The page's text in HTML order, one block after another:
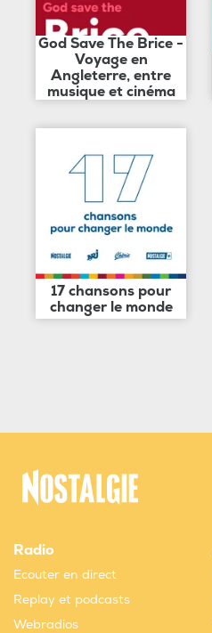
God Save The Brice -
Voyage en
Angleterre, entre
musique et cinéma
17 chansons pour
changer le monde
Radio
Ecouter en direct
Replay et podcasts
Webradios